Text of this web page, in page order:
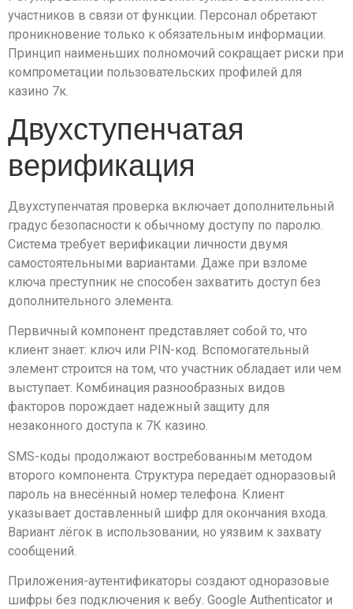
участников в связи от функции. Персонал обретают
проникновение только к обязательным информации.
Принцип наименьших полномочий сокращает риски при
компрометации пользовательских профилей для
казино 7к.
Двухступенчатая
верификация
Двухступенчатая проверка включает дополнительный
градус безопасности к обычному доступу по паролю.
Система требует верификации личности двумя
самостоятельными вариантами. Даже при взломе
ключа преступник не способен захватить доступ без
дополнительного элемента.
Первичный компонент представляет собой то, что
клиент знает: ключ или PIN-код. Вспомогательный
элемент строится на том, что участник обладает или чем
выступает. Комбинация разнообразных видов
факторов порождает надежный защиту для
незаконного доступа к 7К казино.
SMS-коды продолжают востребованным методом
второго компонента. Структура передаёт одноразовый
пароль на внесённый номер телефона. Клиент
указывает доставленный шифр для окончания входа.
Вариант лёгок в использовании, но уязвим к захвату
сообщений.
Приложения-аутентификаторы создают одноразовые
шифры без подключения к вебу. Google Authenticator и